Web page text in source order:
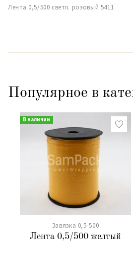
Лента 0,5/500 светл. розовый 5411
Популярное в
В наличии
Завязка 0,5-500
Лента 0,5/500 желтый